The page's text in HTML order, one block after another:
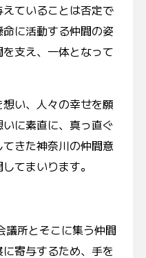
ていることは否定で
に活動する仲間の姿
支え、一体となって
い、人々の幸せを願
に素直に、真っ直ぐ
きた神奈川の仲間意
てまいります。
議所とそこに集う仲間
寄与するため、手を